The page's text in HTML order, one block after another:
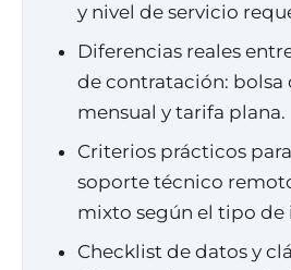
y nivel de servicio
Diferencias reales
de contratación: bolsa
mensual y tarifa plana.
Criterios prácticos
soporte técnico
mixto según el tipo de
Checklist de datos y